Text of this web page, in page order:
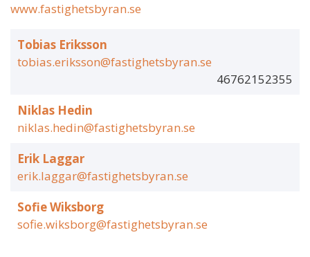
www.fastighetsbyran.se
Tobias Eriksson
tobias.eriksson@fastighetsbyran.se
46762152355
Niklas Hedin
niklas.hedin@fastighetsbyran.se
Erik Laggar
erik.laggar@fastighetsbyran.se
Sofie Wiksborg
sofie.wiksborg@fastighetsbyran.se